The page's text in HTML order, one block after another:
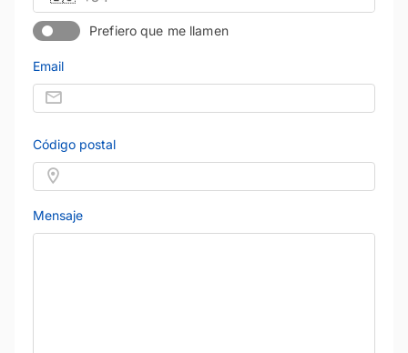
Prefiero que me llamen
Email
Código postal
Mensaje